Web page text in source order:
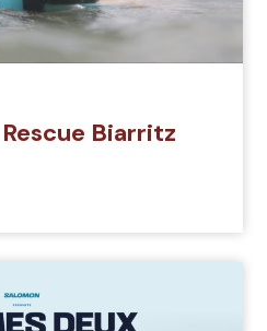
Biarritz